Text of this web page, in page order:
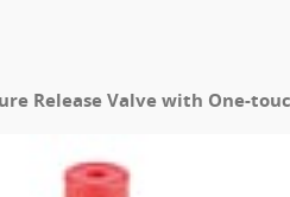
Release Valve with One-